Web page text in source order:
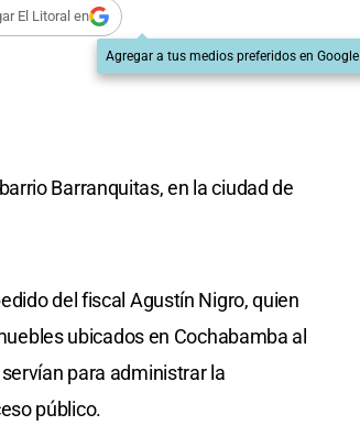
El Litoral en
Agregar a tus medios preferidos en Google
Barranquitas, en la ciudad de
del fiscal Agustín Nigro, quien
ubicados en Cochabamba al
para administrar la
público.